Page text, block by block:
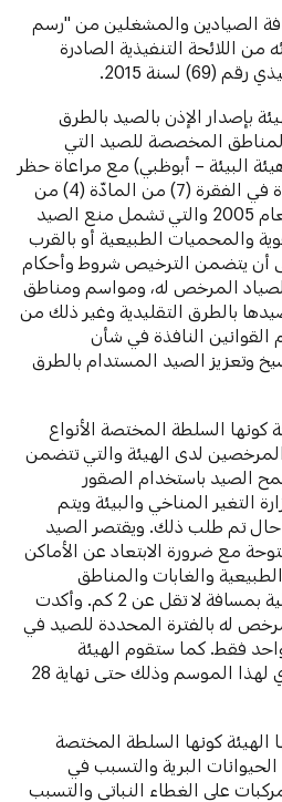
الصيادين والمشغلين من "رسم
من اللائحة التنفيذية الصادرة
لسنة 2015.
بإصدار الإذن بالصيد بالطرق
المخصصة للصيد التي
البيئة – أبوظبي) مع مراعاة حظر
الصيد في المناطق المحددة في الفقرة (7) من المادّة (4) من
القانون المحلي رقم (22) لعام 2005 والتي تشمل منع الصيد
والمحميات الطبيعية أو بالقرب
أن يتضمن الترخيص شروط وأحكام
المرخص له، ومواسم ومناطق
بالطرق التقليدية وغير ذلك من
القوانين النافذة في شأن
وتعزيز الصيد المستدام بالطرق
كونها السلطة المختصة الأنواع
لدى الهيئة والتي تتضمن
الصيد باستخدام الصقور
التغير المناخي والبيئة ويتم
حال تم طلب ذلك. ويقتصر الصيد
مع ضرورة الابتعاد عن الأماكن
والغابات والمناطق
السكنية والعسكرية والبترولية بمسافة لا تقل عن 2 كم. وأكدت
له بالفترة المحددة للصيد في
فقط. كما ستقوم الهيئة
بمباشرة ترخيص الصيد البري لهذا الموسم وذلك حتى نهاية 28
الهيئة كونها السلطة المختصة
البرية والتسبب في
على الغطاء النباتي والتسبب